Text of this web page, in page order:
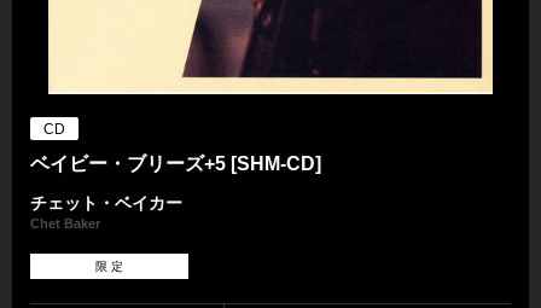
CD
ベイビー・ブリーズ+5 [SHM-CD]
チェット・ベイカー
Chet Baker
限 定